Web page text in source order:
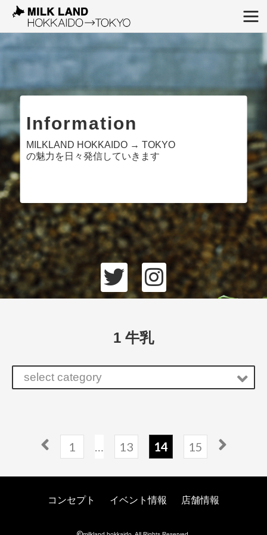
Information
MILKLAND HOKKAIDO → TOKYO
の魅力を日々発信していきます
1 牛乳
select category
1 … 13 14 15
コンセプト イベント情報 店舗情報